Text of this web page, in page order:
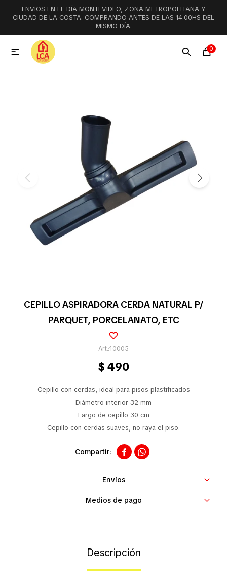
ENVIOS EN EL DÍA MONTEVIDEO, ZONA METROPOLITANA Y
CIUDAD DE LA COSTA. COMPRANDO ANTES DE LAS 14.00HS DEL
MISMO DÍA.
0

CEPILLO ASPIRADORA CERDA NATURAL P/
PARQUET, PORCELANATO, ETC
10005
$ 490
Cepillo con cerdas, ideal para pisos plastificados
Diámetro interior 32 mm
Largo de cepillo 30 cm
Cepillo con cerdas suaves, no raya el piso.
 
Envíos
Medios de pago
Descripción
MI CUENTA
Menú
Lavadoras y lavavajillas
Refrigeración
Limpieza vehícular